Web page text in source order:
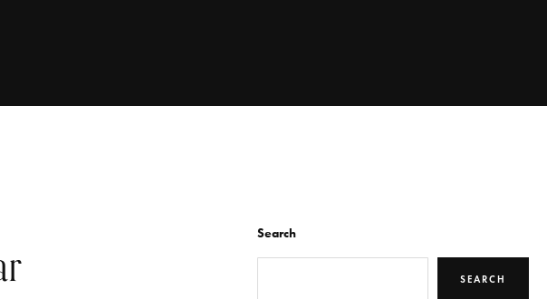
Search
SEARCH